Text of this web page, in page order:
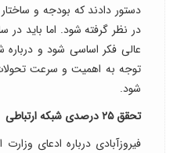
دستور دادند که بودجه و
در نظر گرفته شود. اما باید در
عالی فکر اساسی شود و
توجه به اهمیت و سرعت
شود.
تحقق ۲۵ درصدی شبکه ارتباطی
فیروزآبادی درباره ادعای